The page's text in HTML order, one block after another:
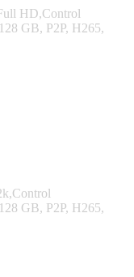
HD,Control
GB, P2P, H265,
GB, P2P, H265,